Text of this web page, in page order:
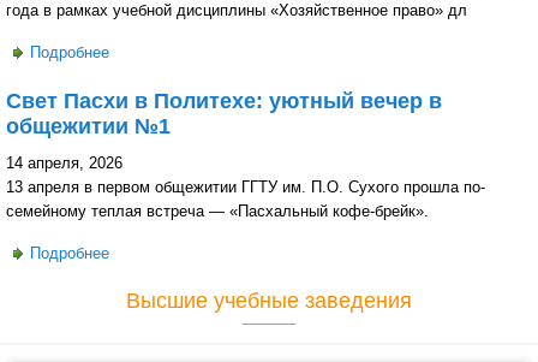
года в рамках учебной дисциплины «Хозяйственное право» дл
Подробнее
Экономического суда Гомельской области
Свет Пасхи в Политехе: уютный вечер в
общежитии №1
14 апреля, 2026
13 апреля в первом общежитии ГГТУ им. П.О. Сухого прошла по-
семейному теплая встреча — «Пасхальный кофе-брейк».
Подробнее
Высшие учебные заведения